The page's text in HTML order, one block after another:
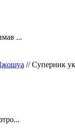
...
// Суперник